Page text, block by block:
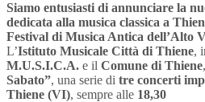
Siamo entusiasti di annunciare la
dedicata alla musica classica a
Festival di Musica Antica dell’Alto
L’Istituto Musicale Città di Thiene,
M.U.S.I.C.A. e il Comune di Thiene
Sabato”, una serie di tre concerti
Thiene (VI), sempre alle 18,30